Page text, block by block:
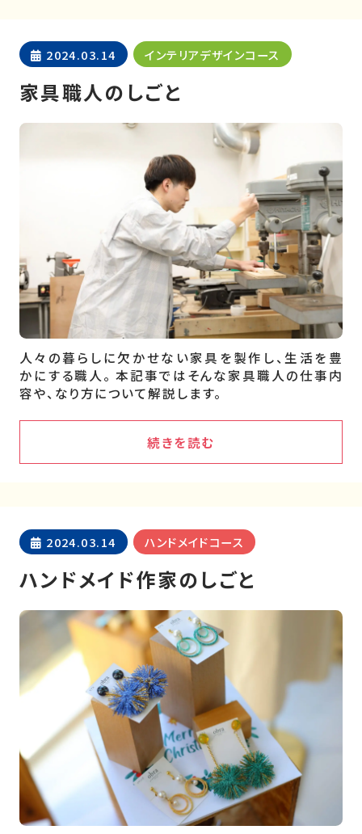
2024.03.14 インテリアデザインコース
家具職人のしごと
人々の暮らしに欠かせない家具を製作し、生活を豊
かにする職人。 本記事ではそんな家具職人の仕事内
容や、なり方について解説します。
続きを読む
2024.03.14 ハンドメイドコース
ハンドメイド作家のしごと